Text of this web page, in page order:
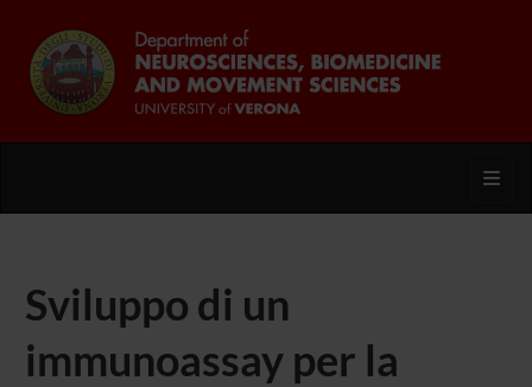
Sviluppo di un
immunoassay per la